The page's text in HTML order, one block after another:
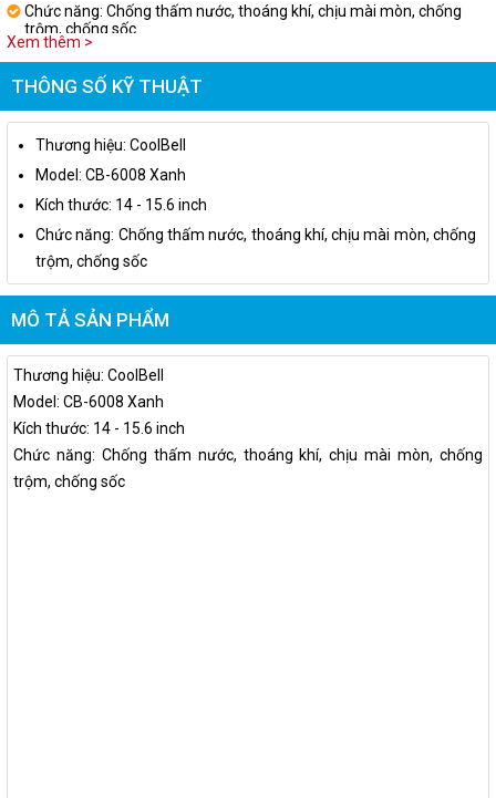
Chức năng: Chống thấm nước, thoáng khí, chịu mài mòn, chống
trộm, chống sốc
Xem thêm >
THÔNG SỐ KỸ THUẬT
Thương hiệu: CoolBell
Model: CB-6008 Xanh
Kích thước: 14 - 15.6 inch
Chức năng: Chống thấm nước, thoáng khí, chịu mài mòn, chống
trộm, chống sốc
MÔ TẢ SẢN PHẨM
Thương hiệu: CoolBell
Model: CB-6008 Xanh
Kích thước: 14 - 15.6 inch
Chức năng: Chống thấm nước, thoáng khí, chịu mài mòn, chống
trộm, chống sốc